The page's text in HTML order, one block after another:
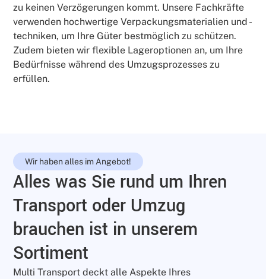
zu keinen Verzögerungen kommt. Unsere Fachkräfte
verwenden hochwertige Verpackungsmaterialien und -
techniken, um Ihre Güter bestmöglich zu schützen.
Zudem bieten wir flexible Lageroptionen an, um Ihre
Bedürfnisse während des Umzugsprozesses zu
erfüllen.
Wir haben alles im Angebot!
Alles was Sie rund um Ihren
Transport oder Umzug
brauchen ist in unserem
Sortiment
Multi Transport deckt alle Aspekte Ihres